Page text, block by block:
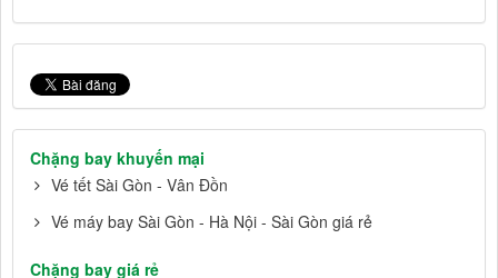
Chặng bay khuyến mại
Vé tết Sài Gòn - Vân Đồn
Vé máy bay Sài Gòn - Hà Nội - Sài Gòn giá rẻ
Chặng bay giá rẻ